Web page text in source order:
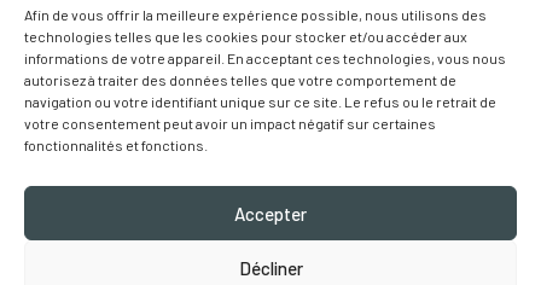
Afin de vous offrir la meilleure expérience possible, nous utilisons des
technologies telles que les cookies pour stocker et/ou accéder aux
informations de votre appareil. En acceptant ces technologies, vous nous
autorisez à traiter des données telles que votre comportement de
navigation ou votre identifiant unique sur ce site. Le refus ou le retrait de
votre consentement peut avoir un impact négatif sur certaines
fonctionnalités et fonctions.
Accepter
Décliner
Privacy Policy
Cookie policy
Préférences Cookies